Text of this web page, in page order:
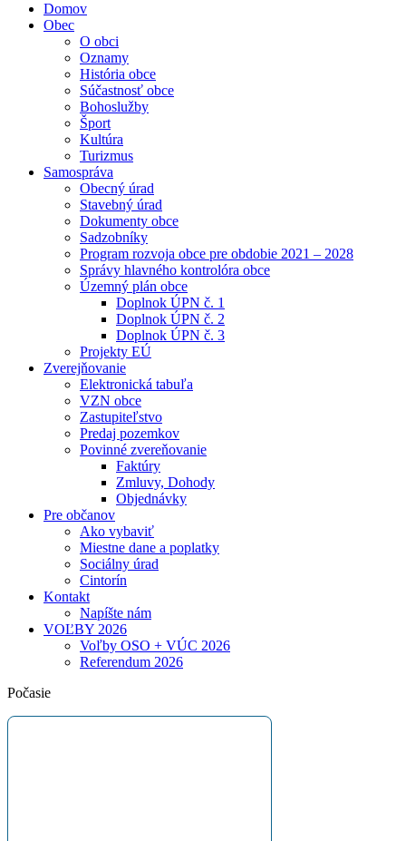
Domov
Obec
O obci
Oznamy
História obce
Súčastnosť obce
Bohoslužby
Šport
Kultúra
Turizmus
Samospráva
Obecný úrad
Stavebný úrad
Dokumenty obce
Sadzobníky
Program rozvoja obce pre obdobie 2021 – 2028
Správy hlavného kontrolóra obce
Územný plán obce
Doplnok ÚPN č. 1
Doplnok ÚPN č. 2
Doplnok ÚPN č. 3
Projekty EÚ
Zverejňovanie
Elektronická tabuľa
VZN obce
Zastupiteľstvo
Predaj pozemkov
Povinné zvereňovanie
Faktúry
Zmluvy, Dohody
Objednávky
Pre občanov
Ako vybaviť
Miestne dane a poplatky
Sociálny úrad
Cintorín
Kontakt
Napíšte nám
VOĽBY 2026
Voľby OSO + VÚC 2026
Referendum 2026
Počasie